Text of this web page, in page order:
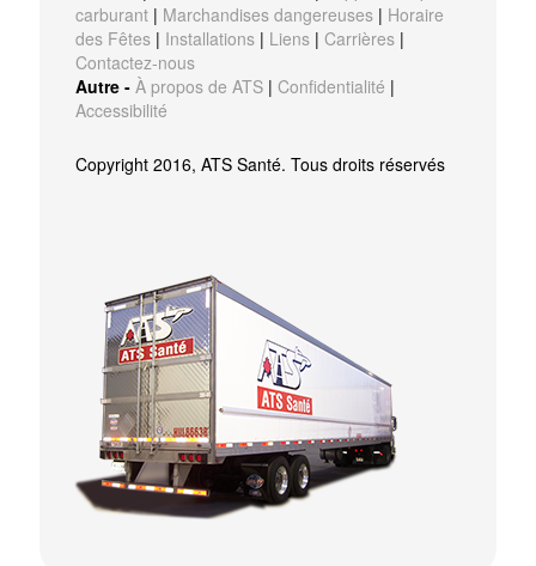
carburant | Marchandises dangereuses | Horaire
des Fêtes | Installations | Liens |Carrières |
Contactez-nous
Autre -À propos de ATS |Confidentialité |
Accessibilité
Copyright 2016, ATS Santé. Tous droits réservés